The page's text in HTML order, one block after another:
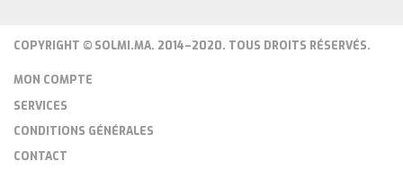
COPYRIGHT © SOLMI.MA. 2014–2020. TOUS DROITS RÉSERVÉS.
MON COMPTE
SERVICES
CONDITIONS GÉNÉRALES
CONTACT